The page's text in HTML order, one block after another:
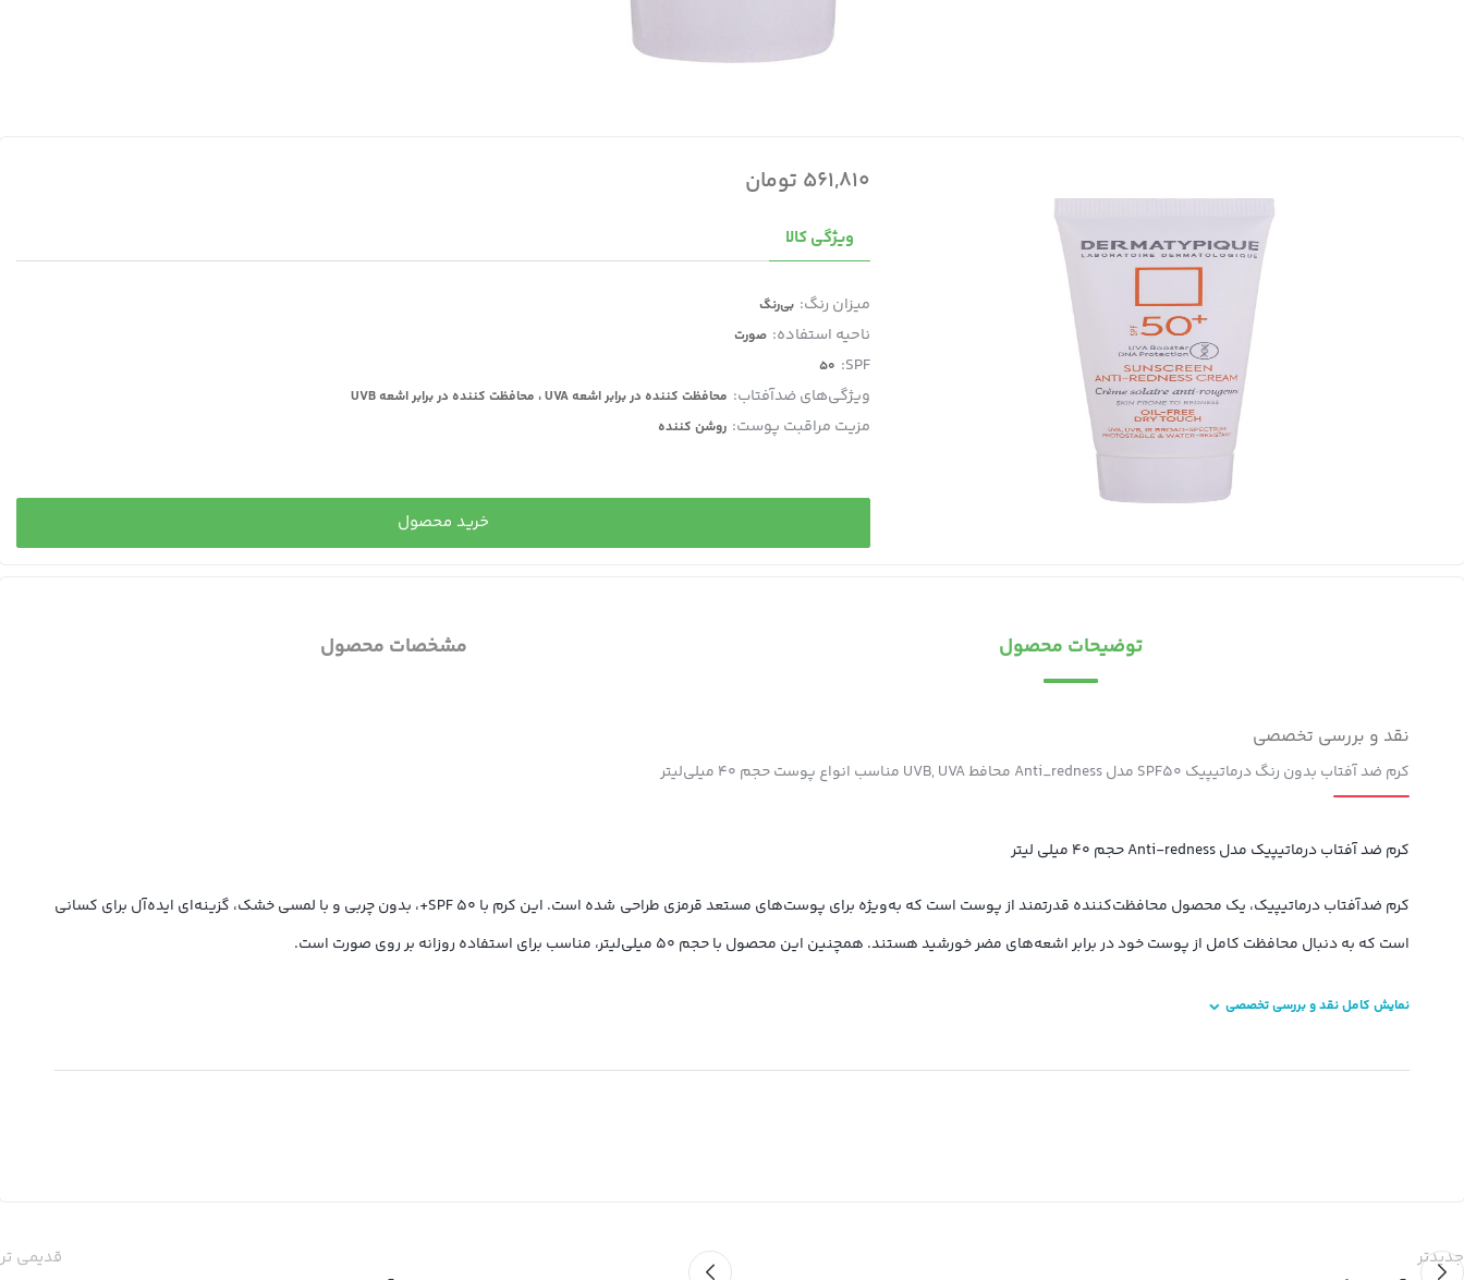
561,810 تومان
ویژگی کالا
میزان رنگ: بی‌رنگ
ناحیه استفاده: صورت
SPF:
50
ویژگی‌های ضدآفتاب: محافظت کننده در برابر اشعه UVA ، محافظت کننده در برابر اشعه UVB
مزیت مراقبت پوست: روشن کننده
خرید محصول
توضیحات محصول مشخصات محصول
نقد و بررسی تخصصی
کرم ضد آفتاب بدون رنگ درماتیپیک SPF50 مدل Anti_redness ‌محافط UVB, UVA مناسب انواع پوست حجم 40 میلی‌لیتر
کرم ضد آفتاب درماتیپیک مدل Anti-redness حجم 40 میلی لیتر
کرم ضدآفتاب درماتیپیک، یک محصول محافظت‌کننده قدرتمند از پوست است که به‌ویژه برای پوست‌های مستعد قرمزی طراحی شده است. این کرم با SPF ۵۰+، بدون چربی و با لمسی خشک، گزینه‌ای ایده‌آل برای کسانی
است که به دنبال محافظت کامل از پوست خود در برابر اشعه‌های مضر خورشید هستند. همچنین این محصول با حجم ۵۰ میلی‌لیتر، مناسب برای استفاده روزانه بر روی صورت است.
نمایش کامل نقد و بررسی تخصصی
جدیدتر
قدیمی تر